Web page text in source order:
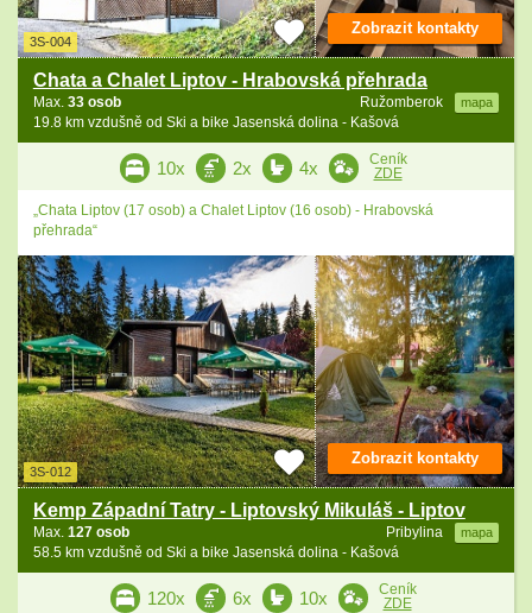
3S-004
Chata a Chalet Liptov - Hrabovská přehrada
Ružomberok mapa
Max. 33 osob
19.8 km vzdušně od Ski a bike Jasenská dolina - Kašová
Zobrazit kontakty
10x 2x 4x
Ceník
ZDE
„Chata Liptov (17 osob) a Chalet Liptov (16 osob) - Hrabovská
přehrada“
3S-012
Kemp Západní Tatry - Liptovský Mikuláš - Liptov
Pribylina mapa
Max. 127 osob
58.5 km vzdušně od Ski a bike Jasenská dolina - Kašová
Zobrazit kontakty
120x 6x 10x
Ceník
ZDE